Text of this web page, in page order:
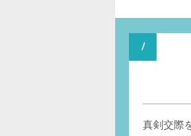
真剣交際